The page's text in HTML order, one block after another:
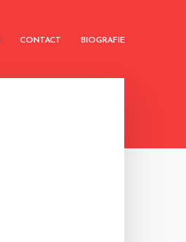
CONTACT BIOGRAFIE